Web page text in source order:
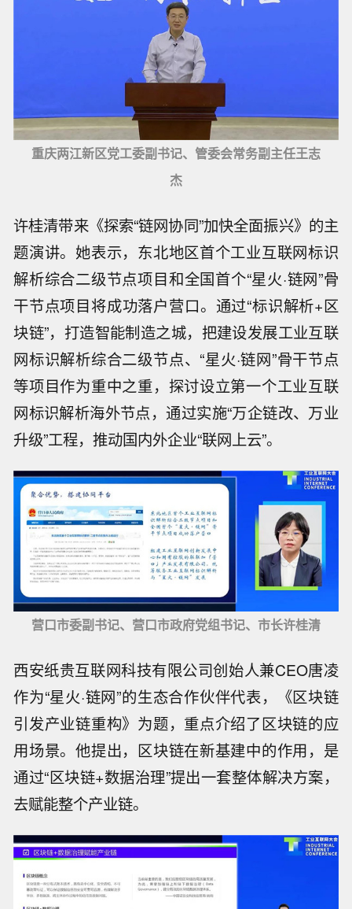
重庆两江新区党工委副书记、管委会常务副主任王志
杰
许桂清带来《探索“链网协同”加快全面振兴》的主
题演讲。她表示，东北地区首个工业互联网标识
解析综合二级节点项目和全国首个“星火·链网”骨
干节点项目将成功落户营口。通过“标识解析+区
块链”，打造智能制造之城，把建设发展工业互联
网标识解析综合二级节点、“星火·链网”骨干节点
等项目作为重中之重，探讨设立第一个工业互联
网标识解析海外节点，通过实施“万企链改、万业
升级”工程，推动国内外企业“联网上云”。
营口市委副书记、营口市政府党组书记、市长许桂清
西安纸贵互联网科技有限公司创始人兼CEO唐凌
作为“星火·链网”的生态合作伙伴代表，《区块链
引发产业链重构》为题，重点介绍了区块链的应
用场景。他提出，区块链在新基建中的作用，是
通过“区块链+数据治理”提出一套整体解决方案，
去赋能整个产业链。